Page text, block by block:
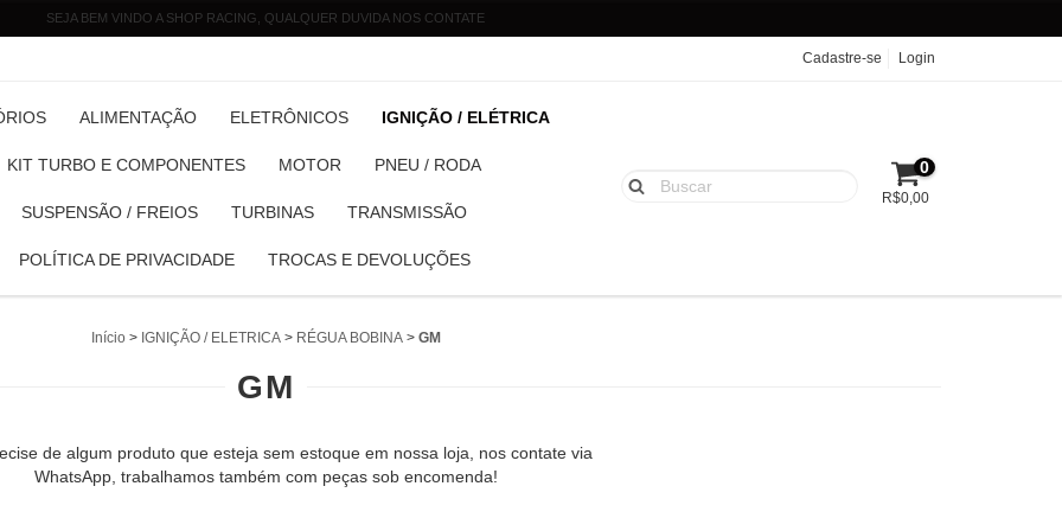
SEJA BEM VINDO A SHOP RACING, QUALQUER DUVIDA NOS CONTATE
Cadastre-se Login
ALIMENTAÇÃO ELETRÔNICOS IGNIÇÃO / ELÉTRICA
KIT TURBO E COMPONENTES MOTOR PNEU / RODA
SUSPENSÃO / FREIOS TURBINAS TRANSMISSÃO
POLÍTICA DE PRIVACIDADE TROCAS E DEVOLUÇÕES
0
R$0,00
Início > IGNIÇÃO / ELETRICA > RÉGUA BOBINA > GM
GM
de algum produto que esteja sem estoque em nossa loja, nos contate via
WhatsApp, trabalhamos também com peças sob encomenda!